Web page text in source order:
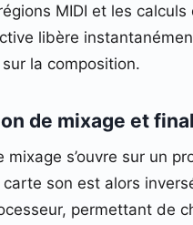
MIDI et les
libère
la composition.
de mixage et
mixage s’ouvre sur un
son est alors
permettant de